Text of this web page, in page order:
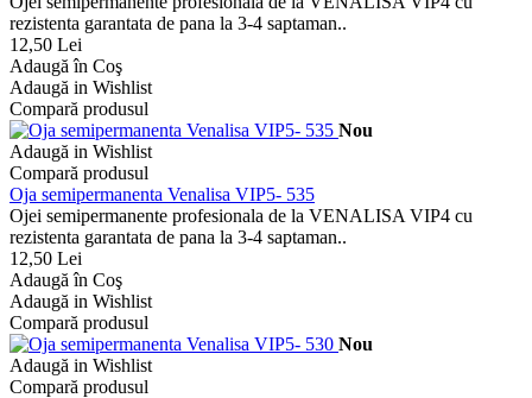
rezistenta garantata de pana la 3-4 saptaman..
12,50 Lei
Adaugă în Coş
Adaugă in Wishlist
Compară produsul
Nou
Adaugă in Wishlist
Compară produsul
Oja semipermanenta Venalisa VIP5- 535
Ojei semipermanente profesionala de la VENALISA VIP4 cu
rezistenta garantata de pana la 3-4 saptaman..
12,50 Lei
Adaugă în Coş
Adaugă in Wishlist
Compară produsul
Nou
Adaugă in Wishlist
Compară produsul